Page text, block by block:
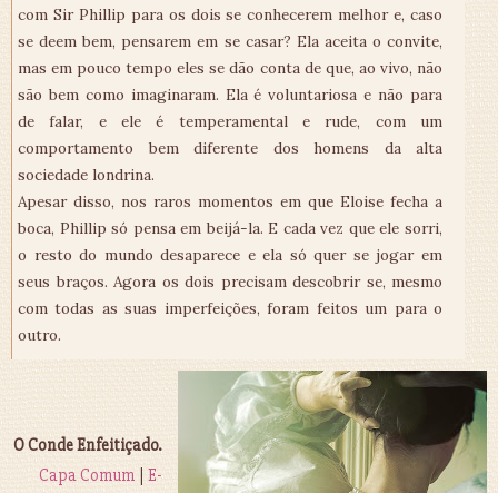
com Sir Phillip para os dois se conhecerem melhor e, caso
se deem bem, pensarem em se casar? Ela aceita o convite,
mas em pouco tempo eles se dão conta de que, ao vivo, não
são bem como imaginaram. Ela é voluntariosa e não para
de falar, e ele é temperamental e rude, com um
comportamento bem diferente dos homens da alta
sociedade londrina.
Apesar disso, nos raros momentos em que Eloise fecha a
boca, Phillip só pensa em beijá-la. E cada vez que ele sorri,
o resto do mundo desaparece e ela só quer se jogar em
seus braços. Agora os dois precisam descobrir se, mesmo
com todas as suas imperfeições, foram feitos um para o
outro.
O Conde Enfeitiçado.
Capa Comum
E-